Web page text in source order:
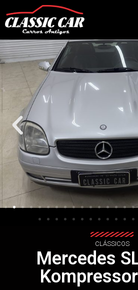
CLÁSSICOS
Mercedes